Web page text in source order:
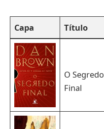
Capa Título
O Segredo
Final